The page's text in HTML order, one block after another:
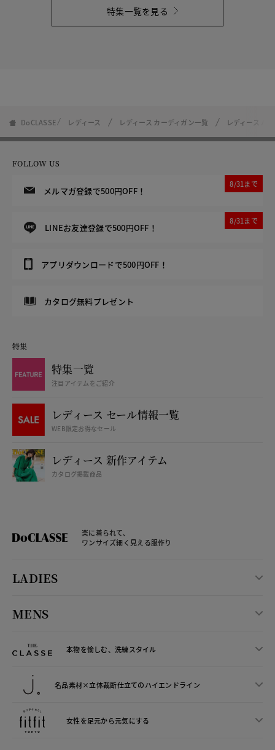
特集一覧を見る
DoCLASSE レディース レディース カーディガン一覧 レディース パ
FOLLOW US
メルマガ登録で500円OFF！
8/31まで
LINEお友達登録で500円OFF！
8/31まで
アプリダウンロードで500円OFF！
カタログ無料プレゼント
特集
特集一覧
注目アイテムをご紹介
レディース セール情報一覧
WEB限定お得なセール
レディース 新作アイテム
カタログ掲載商品
楽に着られて、
ワンサイズ細く見える服作り
LADIES
MENS
本物を愉しむ、洗練スタイル
名品素材×立体裁断仕立てのハイエンドライン
女性を足元から元気にする